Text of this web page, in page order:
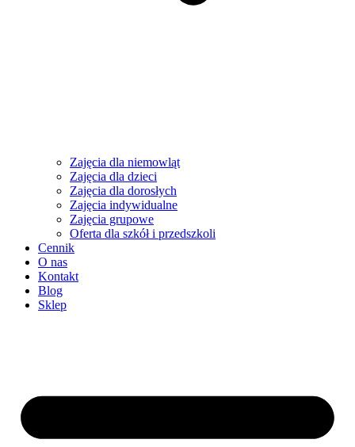
Zajęcia dla niemowląt
Zajęcia dla dzieci
Zajęcia dla dorosłych
Zajęcia indywidualne
Zajęcia grupowe
Oferta dla szkół i przedszkoli
Cennik
O nas
Kontakt
Blog
Sklep